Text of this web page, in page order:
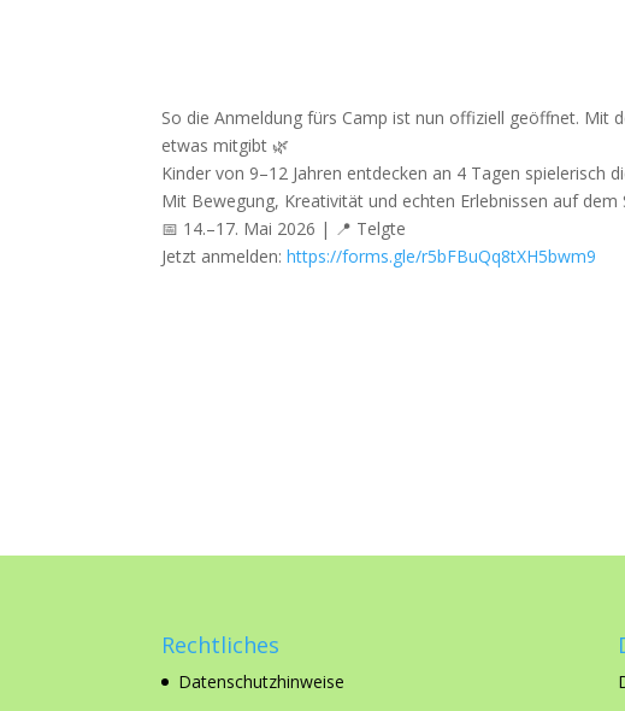
So die Anmeldung fürs Camp ist nun offiziell geöffnet. Mit
etwas mitgibt 🌿
Kinder von 9–12 Jahren entdecken an 4 Tagen
Mit Bewegung, Kreativität und echten Erlebnissen auf dem
📅 14.–17. Mai 2026 | 📍 Telgte
Jetzt anmelden:https://forms.gle/r5bFBuQq8tXH5bwm9
Rechtliches
Datenschutzhinweise